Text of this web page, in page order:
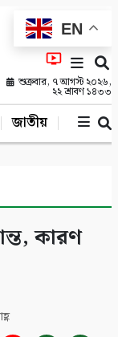
EN
শুক্রবার, ৭ আগস্ট ২০২৬,
২২ শ্রাবণ ১৪৩৩
জাতীয় খুলনা
কারণ